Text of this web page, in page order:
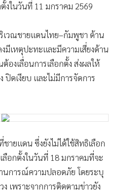
งในวันที่ 11 มกราคม 2569
เวณชายแดนไทย–กัมพูชา ด้าน
มีเหตุปะทะและมีความเสี่ยงด้าน
องเลื่อนการเลือกตั้ง ส่งผลให้
ปิดเงียบ และไม่มีการจัดการ
ยแดน ซึ่งยังไม่ได้ใช้สิทธิเลือก
ลือกตั้งในวันที่ 18 มกราคมที่จะ
นการณ์ความปลอดภัย โดยระบุ
เพราะจากการติดตามข่าวยัง